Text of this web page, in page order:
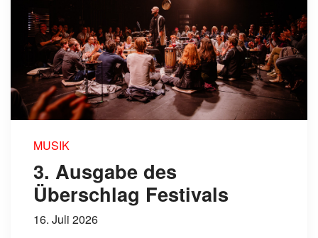
MUSIK
3. Ausgabe des
Überschlag Festivals
16. Juli 2026